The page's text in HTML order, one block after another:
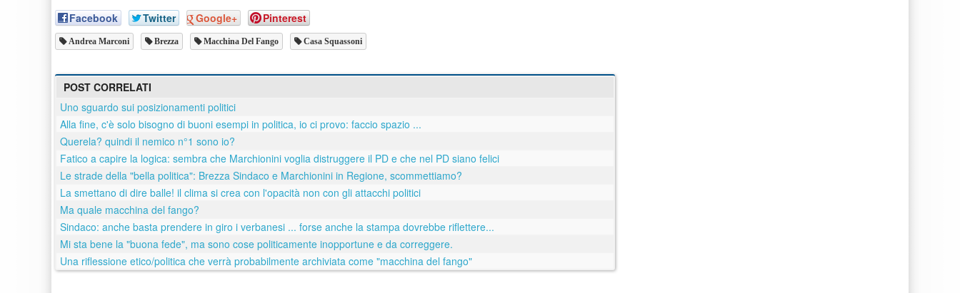
Facebook Twitter Google+ Pinterest
Andrea Marconi Brezza Macchina Del Fango Casa Squassoni
POST CORRELATI
Uno sguardo sui posizionamenti politici
Alla fine, c'è solo bisogno di buoni esempi in politica, io ci provo: faccio spazio ...
Querela? quindi il nemico n°1 sono io?
Fatico a capire la logica: sembra che Marchionini voglia distruggere il PD e che nel PD siano felici
Le strade della "bella politica": Brezza Sindaco e Marchionini in Regione, scommettiamo?
La smettano di dire balle! il clima si crea con l'opacità non con gli attacchi politici
Ma quale macchina del fango?
Sindaco: anche basta prendere in giro i verbanesi ... forse anche la stampa dovrebbe riflettere...
Mi sta bene la "buona fede", ma sono cose politicamente inopportune e da correggere.
Una riflessione etico/politica che verrà probabilmente archiviata come "macchina del fango"